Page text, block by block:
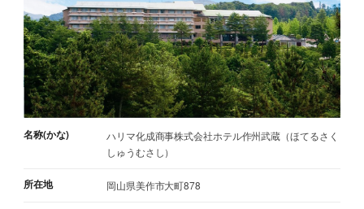
名称(かな)
ハリマ化成商事株式会社ホテル作州武蔵（ほてるさく
しゅうむさし）
所在地 岡山県美作市大町878